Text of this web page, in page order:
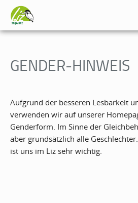
GENDER-HINWEIS
Aufgrund der besseren Lesbarkeit
verwenden wir auf unserer
Genderform. Im Sinne der
aber grundsätzlich alle
ist uns im Liz sehr wichtig.